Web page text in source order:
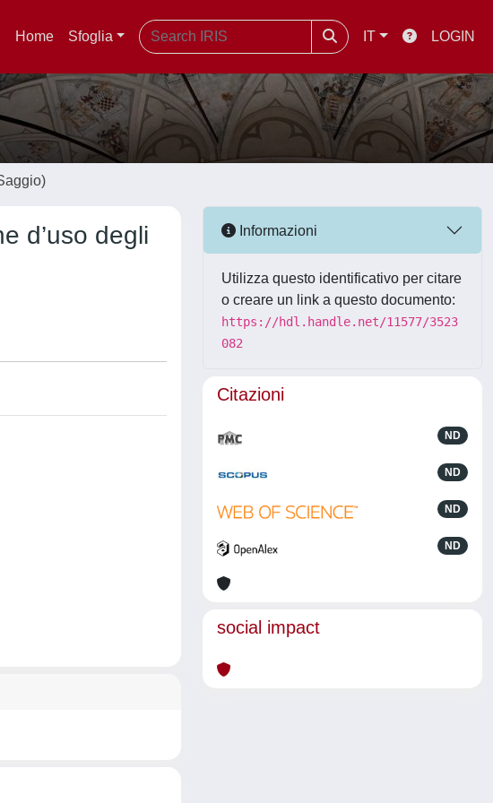
Home Sfoglia IT LOGIN
d’uso degli
Informazioni
Utilizza questo identificativo per citare
o creare un link a questo documento:
https://hdl.handle.net/11577/3523
082
Citazioni
ND
ND
ND
ND
social impact